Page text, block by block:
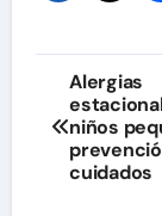
de
Alergias
niños
cuidados